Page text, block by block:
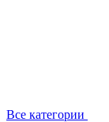
Все категории